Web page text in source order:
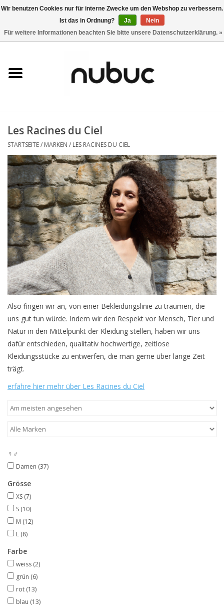
0 Artikel - CHF 0,00
Damen
Accessoires
Home
Stores
Marken
Les Racines du Ciel
STARTSEITE/ MARKEN / LES RACINES DU CIEL
Also fingen wir an, von einer Bekleidungslinie zu träumen, die
uns gut tun würde. Indem wir den Respekt vor Mensch, Tier und
Natur in den Mittelpunkt der Kleidung stellen, haben wir uns
dafür entschieden, qualitativ hochwertige, zeitlose
Kleidungsstücke zu entwerfen, die man gerne über lange Zeit
trägt.
erfahre hier mehr über Les Racines du Ciel
♀♂
Damen (37)
Grösse
XS (7)
S (10)
M (12)
L (8)
Farbe
weiss (2)
grün (6)
rot (13)
blau (13)
Wir benutzen Cookies nur für interne Zwecke um den Webshop zu verbessern.
Ist das in Ordnung?
Ja
Nein
Für weitere Informationen beachten Sie bitte unsere Datenschutzerklärung. »